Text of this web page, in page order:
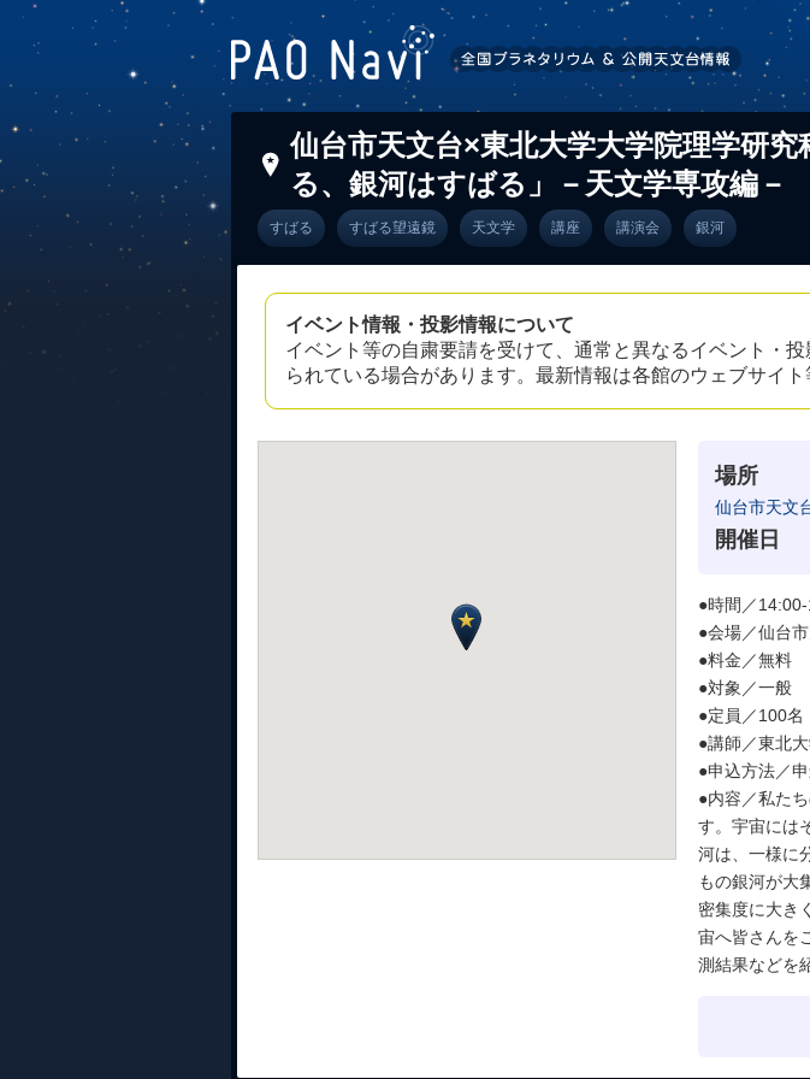
仙台市天文台×東北大学大学院理学研
る、銀河はすばる」－天文学専攻編－
すばる すばる望遠鏡 天文学 講座 講演会 銀河
イベント情報・投影情報について
イベント等の自粛要請を受けて、通常と異なるイベント・
られている場合があります。最新情報は各館のウェブサイト
場所
仙台市天文
開催日
●時間／
●会場／仙台
●料金／無料
●対象／一般
●定員／100名
●講師／東北
●申込方法／
●内容／私た
す。宇宙には
河は、一様に
もの銀河が大
密集度に大き
宙へ皆さんを
測結果などを